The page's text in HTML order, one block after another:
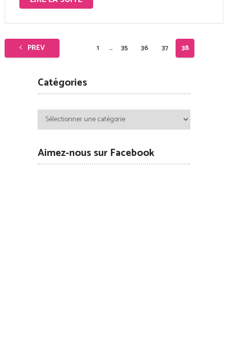
Pagination
des
publications
PREV 1 … 35 36 37 38
Catégories
Catégories
Aimez-nous sur Facebook